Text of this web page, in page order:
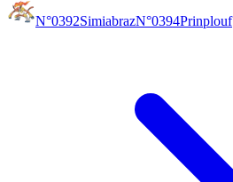
N°0392SimiabrazN°0394Prinplouf